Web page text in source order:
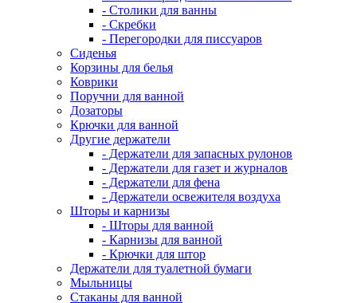
- Столики для ванны
- Скребки
- Перегородки для писсуаров
Сиденья
Корзины для белья
Коврики
Поручни для ванной
Дозаторы
Крючки для ванной
Другие держатели
- Держатели для запасных рулонов
- Держатели для газет и журналов
- Держатели для фена
- Держатели освежителя воздуха
Шторы и карнизы
- Шторы для ванной
- Карнизы для ванной
- Крючки для штор
Держатели для туалетной бумаги
Мыльницы
Стаканы для ванной